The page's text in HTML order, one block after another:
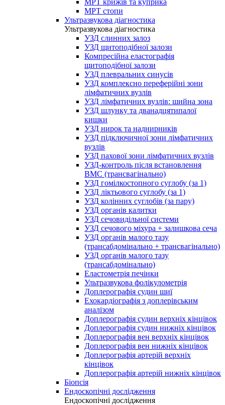
МРТ крижів та куприка
МРТ стопи
Ультразвукова діагностика
Ультразвукова діагностика
УЗД слинних залоз
УЗД щитоподібної залози
Компресійна еластографія
щитоподібної залози
УЗД плевральних синусів
УЗД комплексно переферійні зони
лімфатичних вузлів
УЗД лімфатичних вузлів: шийна зона
УЗД шлунку та дванадцятипалої
кишки
УЗД нирок та наднирників
УЗД підключичної зони лімфатичних
вузлів
УЗД пахової зони лімфатичних вузлів
УЗД-контроль після встановлення
ВМС (трансвагінально)
УЗД гомілкостопного суглобу (за 1)
УЗД ліктьового суглобу (за 1)
УЗД колінних суглобів (за пару)
УЗД органів калитки
УЗД сечовидільної системи
УЗД сечового міхура + залишкова сеча
УЗД органів малого тазу
(трансабдомінально + трансвагінально)
УЗД органів малого тазу
(трансабдомінально)
Еластометрія печінки
Ультразвукова фолікулометрія
Доплерографія судин шиї
Ехокардіографія з доплерівським
аналізом
Доплерографія судин верхніх кінцівок
Доплерографія судин нижніх кінцівок
Доплерографія вен верхніх кінцівок
Доплерографія вен нижніх кінцівок
Доплерографія артерій верхніх
кінцівок
Доплерографія артерій нижніх кінцівок
Біопсія
Ендоскопічні дослідження
Ендоскопічні дослідження